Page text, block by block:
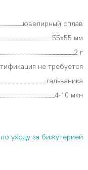
ювелирный сплав
55х55 мм
2 г
не требуется
гальваника
4-10 мкн
уходу за бижутерией